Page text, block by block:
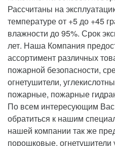
Рассчитаны на
температуре от +5 до +45
влажности до 95%. Срок
лет. Наша Компания
ассортимент различных
пожарной безопасности,
огнетушители,
пожарные, пожарные
По всем интересующим
обратиться к нашим
нашей компании так же
порошковые, огнетушители